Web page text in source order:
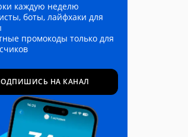
каждую неделю
боты, лайфхаки для
промокоды только для
НА КАНАЛ